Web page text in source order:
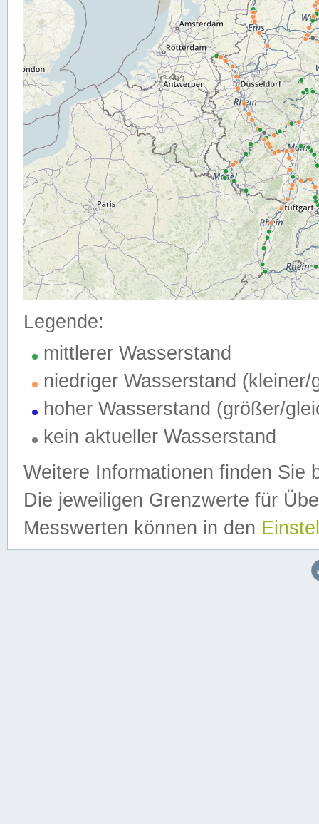
Legende:
mittlerer Wasserstand
niedriger Wasserstand (kleiner/
hoher Wasserstand (größer/
kein aktueller Wasserstand
Weitere Informationen finden Sie
Die jeweiligen Grenzwerte für
Messwerten können in den